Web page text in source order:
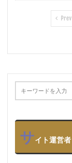
Prev
サイト運営者